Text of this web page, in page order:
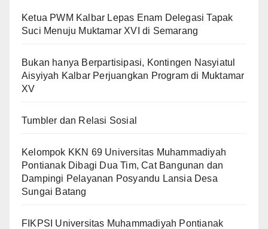
Ketua PWM Kalbar Lepas Enam Delegasi Tapak
Suci Menuju Muktamar XVI di Semarang
Bukan hanya Berpartisipasi, Kontingen Nasyiatul
Aisyiyah Kalbar Perjuangkan Program di Muktamar
XV
Tumbler dan Relasi Sosial
Kelompok KKN 69 Universitas Muhammadiyah
Pontianak Dibagi Dua Tim, Cat Bangunan dan
Dampingi Pelayanan Posyandu Lansia Desa
Sungai Batang
FIKPSI Universitas Muhammadiyah Pontianak